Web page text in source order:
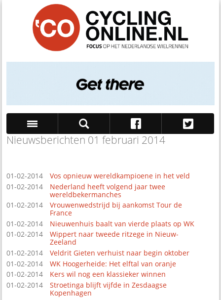
Nieuwsberichten 01 februari 2014
01-02-2014
Vos opnieuw wereldkampioene in het veld
01-02-2014
Nederland heeft volgend jaar twee
wereldbekermanches
01-02-2014
Vrouwenwedstrijd bij aankomst Tour de
France
01-02-2014
Nieuwenhuis baalt van vierde plaats op WK
01-02-2014
Wippert naar tweede ritzege in Nieuw-
Zeeland
01-02-2014
Veldrit Gieten verhuist naar begin oktober
01-02-2014
WK Hoogerheide: Het elftal van oranje
01-02-2014
Kers wil nog een klassieker winnen
01-02-2014
Stroetinga blijft vijfde in Zesdaagse
Kopenhagen